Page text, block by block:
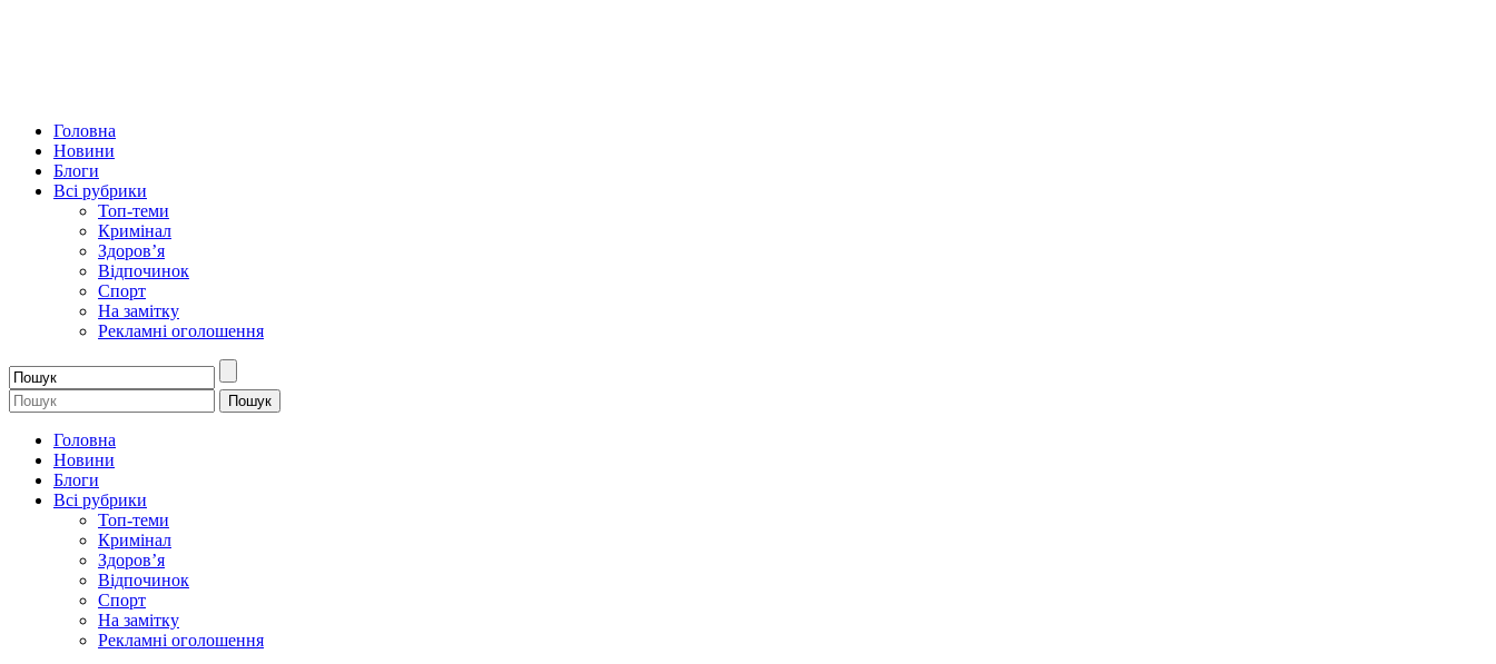
Головна
Новини
Блоги
Всі рубрики
Топ-теми
Кримінал
Здоров’я
Відпочинок
Спорт
На замітку
Рекламні оголошення
Головна
Новини
Блоги
Всі рубрики
Топ-теми
Кримінал
Здоров’я
Відпочинок
Спорт
На замітку
Рекламні оголошення